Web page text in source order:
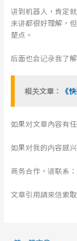
讲到机器人，肯定
来讲都很好理解，
楚点。
后面也会记录我了
相关文章： 《
如果对文章內容有
如果对我的内容感
商务合作，请联系
文章引用請來信索